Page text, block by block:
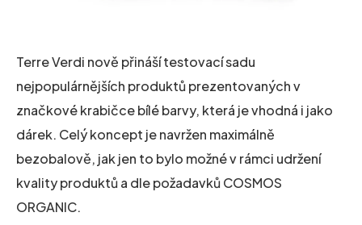
Terre Verdi nově přináší testovací sadu
nejpopulárnějších produktů prezentovaných v
značkové krabičce bílé barvy, která je vhodná i jako
dárek. Celý koncept je navržen maximálně
bezobalově, jak jen to bylo možné v rámci udržení
kvality produktů a dle požadavků COSMOS
ORGANIC.